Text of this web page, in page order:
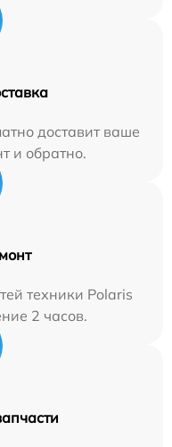
доставит ваше
и обратно.
техники Polaris
2 часов.